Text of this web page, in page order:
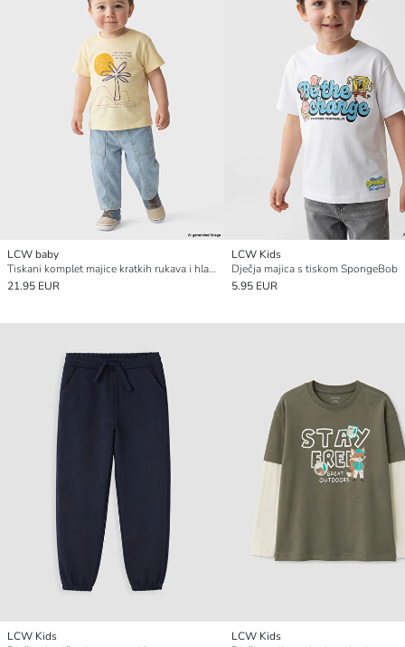
LCW baby
Tiskani komplet majice kratkih rukava i hlača za bebe dječake
21.95 EUR
LCW Kids
Dječja majica s tiskom SpongeBob
5.95 EUR
LCW Kids
LCW Kids